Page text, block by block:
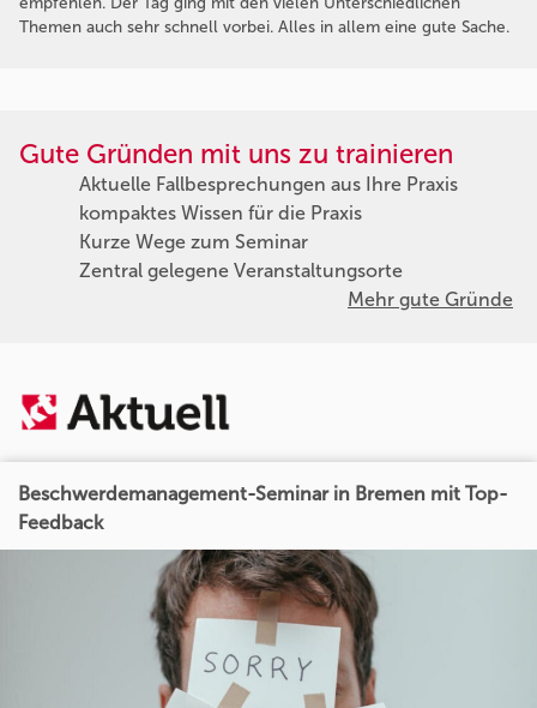
Themen auch sehr schnell vorbei. Alles in allem eine gute Sache.
Gute Gründen mit uns zu trainieren
Aktuelle Fallbesprechungen aus Ihre Praxis
kompaktes Wissen für die Praxis
Kurze Wege zum Seminar
Zentral gelegene Veranstaltungsorte
Mehr gute Gründe
Beschwerdemanagement-Seminar in Bremen mit Top-
Feedback